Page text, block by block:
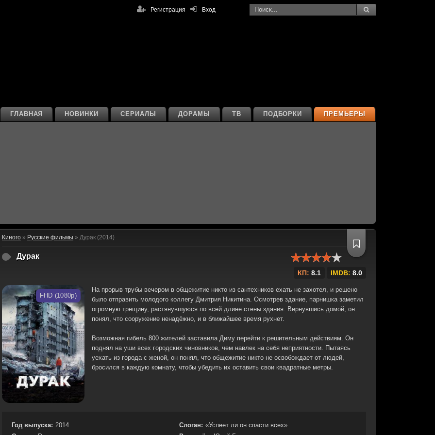
Вход
Регистрация
ПРЕМЬЕРЫ
ПОДБОРКИ
ТВ
ДОРАМЫ
СЕРИАЛЫ
НОВИНКИ
ГЛАВНАЯ
Киного » Русские фильмы » Дурак (2014)
Дурак
КП: 8.1 IMDB: 8.0
FHD (1080p)
На прорыв трубы вечером в общежитие никто из сантехников ехать не захотел, и решено
было отправить молодого коллегу Дмитрия Никитина. Осмотрев здание, парнишка заметил
огромную трещину, растянувшуюся по всей длине стены здания. Вернувшись домой, он
понял, что сооружение ненадёжно, и в ближайшее время рухнет.
Возможная гибель 800 жителей заставила Диму перейти к решительным действиям. Он
поднял на уши всех городских чиновников, чем навлек на себя неприятности. Пытаясь
уехать из города с женой, он понял, что общежитие никто не освобождает от людей,
бросился в каждую комнату, чтобы убедить их оставить свои квадратные метры.
Год выпуска: 2014
Слоган: «Успеет ли он спасти всех»